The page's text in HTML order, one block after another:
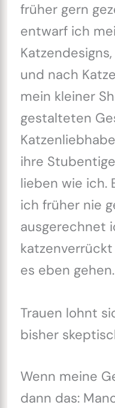
früher gern
entwarf ich
und nach
mein kleiner
gestalteten
ihre
lieben wie ich.
ich früher nie
ausgerechnet
es eben gehen.
Trauen lohnt
bisher
Wenn meine
dann das: